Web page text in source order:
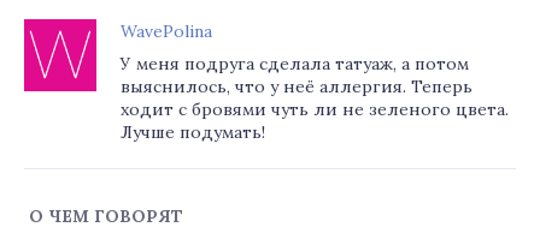
WavePolina
У меня подруга сделала татуаж, а потом
выяснилось, что у неё аллергия. Теперь
ходит с бровями чуть ли не зеленого цвета.
Лучше подумать!
О ЧЕМ ГОВОРЯТ